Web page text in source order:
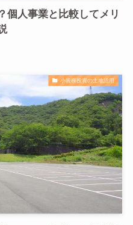
個人事業と比較してメリ
小規模投資の土地活用